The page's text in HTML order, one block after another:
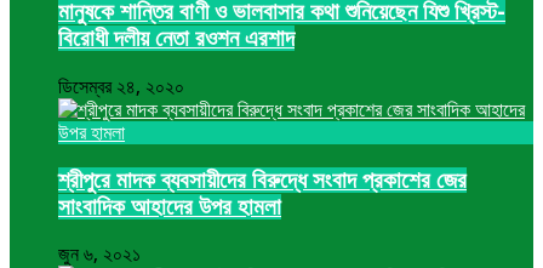
মানুষকে শান্তির বাণী ও ভালবাসার কথা শুনিয়েছেন যিশু খ্রিস্ট-
বিরোধী দলীয় নেতা রওশন এরশাদ
ডিসেম্বর ২৪, ২০২০
শ্রীপুরে মাদক ব্যবসায়ীদের বিরুদ্ধে সংবাদ প্রকাশের জের
সাংবাদিক আহাদের উপর হামলা
জুন ৬, ২০২১